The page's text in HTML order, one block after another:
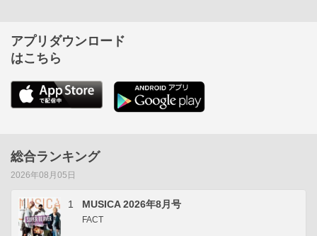
アプリダウンロード
はこちら
総合ランキング
2026年08月05日
1 MUSICA 2026年8月号
FACT